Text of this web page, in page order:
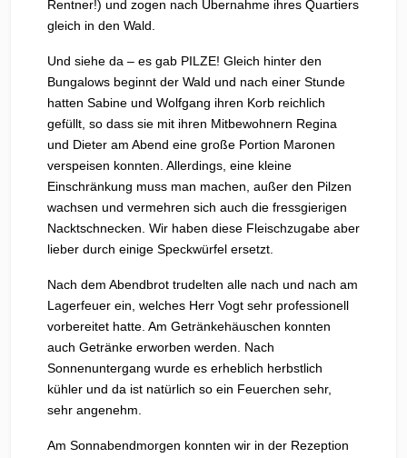
Rentner!) und zogen nach Übernahme ihres Quartiers
gleich in den Wald.
Und siehe da – es gab PILZE! Gleich hinter den
Bungalows beginnt der Wald und nach einer Stunde
hatten Sabine und Wolfgang ihren Korb reichlich
gefüllt, so dass sie mit ihren Mitbewohnern Regina
und Dieter am Abend eine große Portion Maronen
verspeisen konnten. Allerdings, eine kleine
Einschränkung muss man machen, außer den Pilzen
wachsen und vermehren sich auch die fressgierigen
Nacktschnecken. Wir haben diese Fleischzugabe aber
lieber durch einige Speckwürfel ersetzt.
Nach dem Abendbrot trudelten alle nach und nach am
Lagerfeuer ein, welches Herr Vogt sehr professionell
vorbereitet hatte. Am Getränkehäuschen konnten
auch Getränke erworben werden. Nach
Sonnenuntergang wurde es erheblich herbstlich
kühler und da ist natürlich so ein Feuerchen sehr,
sehr angenehm.
Am Sonnabendmorgen konnten wir in der Rezeption